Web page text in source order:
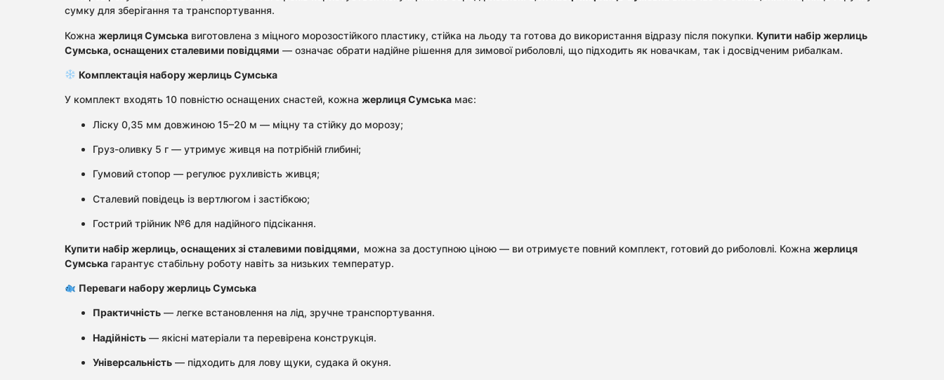
сумку для зберігання та транспортування.
Кожна жерлиця Сумська виготовлена з міцного морозостійкого пластику, стійка на льоду та готова до використання відразу після покупки. Купити набір жерлиць
Сумська, оснащених сталевими повідцями — означає обрати надійне рішення для зимової риболовлі, що підходить як новачкам, так і досвідченим рибалкам.
Комплектація набору жерлиць Сумська
У комплект входять 10 повністю оснащених снастей, кожна жерлиця Сумська має:
Ліску 0,35 мм довжиною 15–20 м — міцну та стійку до морозу;
Груз-оливку 5 г — утримує живця на потрібній глибині;
Гумовий стопор — регулює рухливість живця;
Сталевий повідець із вертлюгом і застібкою;
Гострий трійник №6 для надійного підсікання.
Купити набір жерлиць, оснащених зі сталевими повідцями, можна за доступною ціною — ви отримуєте повний комплект, готовий до риболовлі. Кожна жерлиця
Сумська гарантує стабільну роботу навіть за низьких температур.
Переваги набору жерлиць Сумська
Практичність — легке встановлення на лід, зручне транспортування.
Надійність — якісні матеріали та перевірена конструкція.
Універсальність — підходить для лову щуки, судака й окуня.